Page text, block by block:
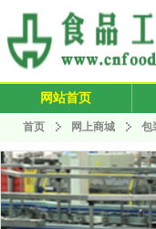
网站首页
首页 网上商城 包